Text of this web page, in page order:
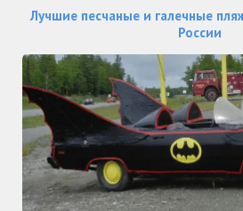
Лучшие песчаные и галечные
России